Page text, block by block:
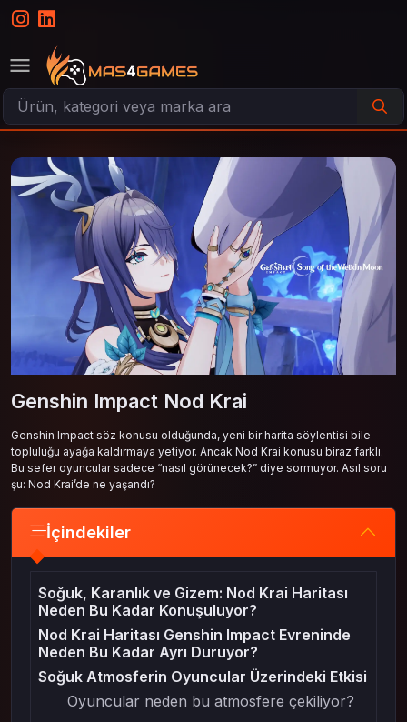
Genshin Impact Nod Krai
Genshin Impact söz konusu olduğunda, yeni bir harita söylentisi bile
topluluğu ayağa kaldırmaya yetiyor. Ancak Nod Krai konusu biraz farklı.
Bu sefer oyuncular sadece “nasıl görünecek?” diye sormuyor. Asıl soru
şu: Nod Krai’de ne yaşandı?
İçindekiler
Soğuk, Karanlık ve Gizem: Nod Krai Haritası
Neden Bu Kadar Konuşuluyor?
Nod Krai Haritası Genshin Impact Evreninde
Neden Bu Kadar Ayrı Duruyor?
Soğuk Atmosferin Oyuncular Üzerindeki Etkisi
Oyuncular neden bu atmosfere çekiliyor?